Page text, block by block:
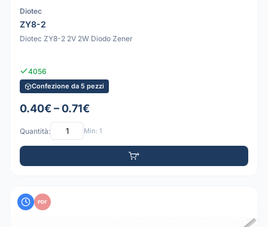
Diotec
ZY8-2
Diotec ZY8-2 2V 2W Diodo Zener
4056
Confezione da 5 pezzi
0.40€ – 0.71€
Quantità: Min: 1
PDF